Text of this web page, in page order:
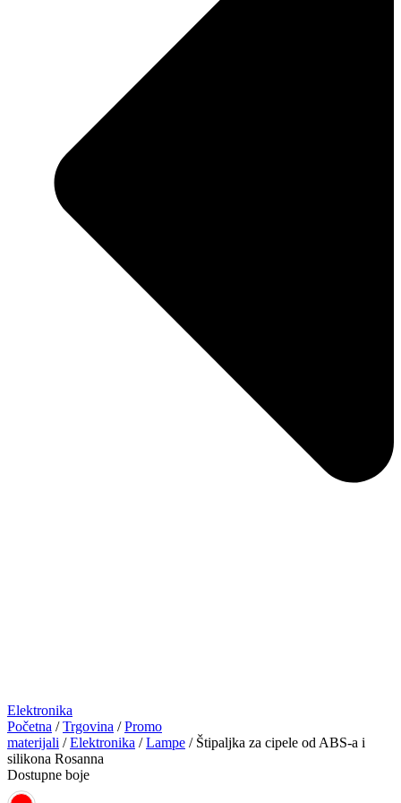
Elektronika
Početna /Trgovina /Promo
materijali /Elektronika /Lampe / Štipaljka za cipele od ABS-a i
silikona Rosanna
Dostupne boje